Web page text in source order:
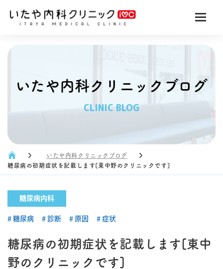
いたや内科クリニックブログ
CLINIC BLOG
いたや内科クリニックブログ
糖尿病の初期症状を記載します[東中野のクリニックです]
糖尿病内科
糖尿病 診断 原因 症状
糖尿病の初期症状を記載します[東中
野のクリニックです]